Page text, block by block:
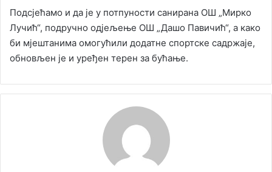
Подсјећамо и да је у потпуности санирана ОШ „Мирко
Лучић“, подручно одјељење ОШ „Дашо Павичић“, а како
би мјештанима омогућили додатне спортске садржаје,
обновљен је и уређен терен за бућање.